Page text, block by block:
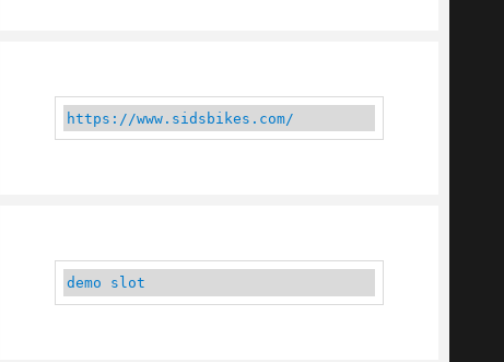
https://www.sidsbikes.com/
demo slot